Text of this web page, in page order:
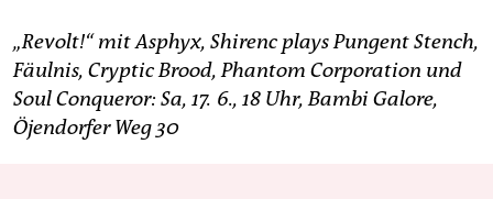
„Revolt!“ mit Asphyx, Shirenc plays Pungent Stench,
Fäulnis, Cryptic Brood, Phantom Corporation und
Soul Conqueror: Sa, 17. 6., 18 Uhr, Bambi Galore,
Öjendorfer Weg 30